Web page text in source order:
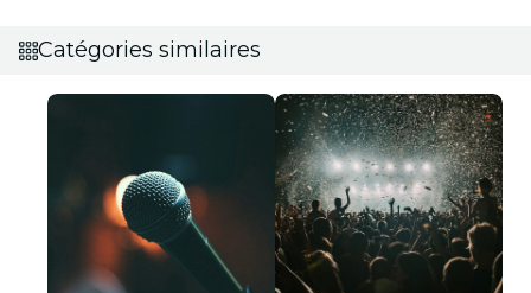
Catégories similaires